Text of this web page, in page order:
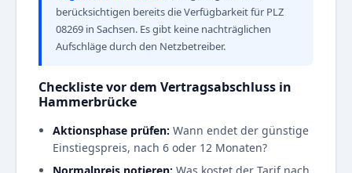
berücksichtigen bereits die Verfügbarkeit für PLZ
08269 in Sachsen. Es gibt keine nachträglichen
Aufschläge durch den Netzbetreiber.
Checkliste vor dem Vertragsabschluss in
Hammerbrücke
Aktionsphase prüfen: Wann endet der günstige
Einstiegspreis, nach 6 oder 12 Monaten?